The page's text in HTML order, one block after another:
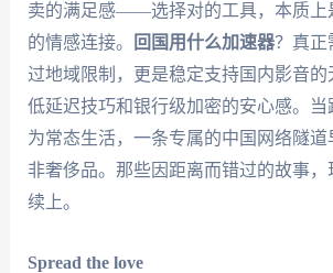
卖的满足感——选择对的工具，本质上
的情感连接。
回国用什么加速器？真正
过地域限制，更是稳定支持国内影音的
低延迟技巧和银行级加密的安心感。当
为常态生活，一条专属的中国网络隧道
非奢侈品。那些因距离而错过的故事
续上。
Spread the love